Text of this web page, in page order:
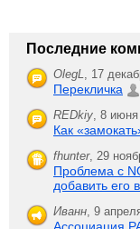
Последние
OlegL, 17
Перекличка
REDkiy, 8 июня
Как
fhunter, 29
Проблема с
добавить его
Иванн, 9